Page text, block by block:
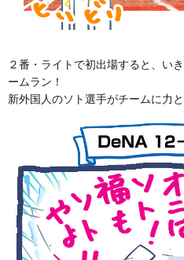
２番・ライトで初出場すると、い
ームラン！
新外国人のソト選手がチームに力